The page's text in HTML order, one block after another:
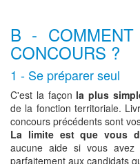
B -
CONCOURS ?
1 - Se préparer seul
C'est la façon la plus
de la fonction territoriale.
concours précédents sont
La limite est que vous
aucune aide si vous avez
parfaitement aux candidats